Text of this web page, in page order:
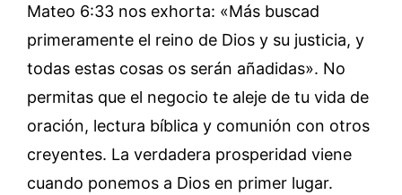
Mateo 6:33 nos exhorta: «Más buscad
primeramente el reino de Dios y su justicia, y
todas estas cosas os serán añadidas». No
permitas que el negocio te aleje de tu vida de
oración, lectura bíblica y comunión con otros
creyentes. La verdadera prosperidad viene
cuando ponemos a Dios en primer lugar.